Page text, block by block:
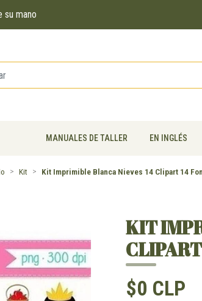
su mano
MANUALES DE TALLER EN INGLÉS
Kit Kit Imprimible Blanca Nieves 14 Clipart 14
KIT
$0 CLP